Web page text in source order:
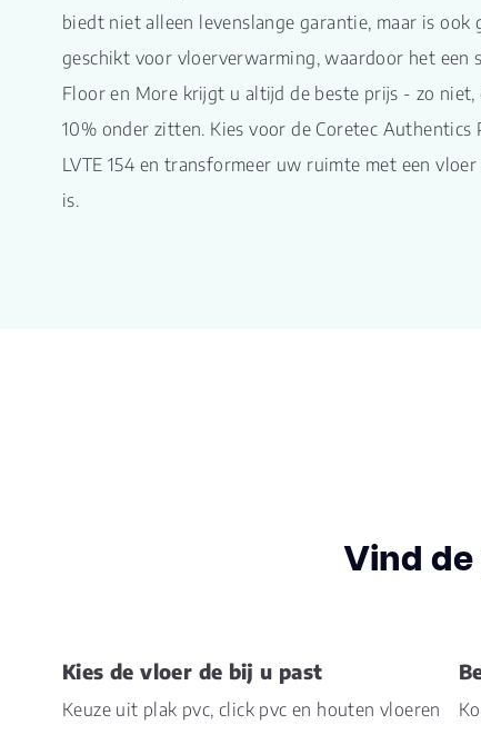
biedt niet alleen levenslange garantie, maar is ook
geschikt voor vloerverwarming, waardoor het een
Floor en More krijgt u altijd de beste prijs - zo
10% onder zitten. Kies voor de Coretec Authentics
LVTE 154 en transformeer uw ruimte met een
is.
Vind
Kies de vloer de bij u past
Keuze uit plak pvc, click pvc en houten vloeren